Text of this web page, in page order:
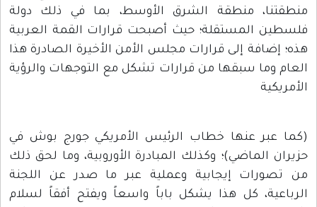
منطقتنا، منطقة الشرق الأوسط، بما في ذلك دولة
فلسطين المستقلة؛ حيث أصبحت قرارات القمة العربية
هذه؛ إضافة إلى قرارات مجلس الأمن الأخيرة الصادرة هذا
العام وما سبقها من قرارات تشكل مع التوجهات والرؤية
الأمريكية
(كما عبر عنها خطاب الرئيس الأمريكي جورج بوش في
حزيران الماضي)؛ وكذلك المبادرة الأوروبية، وما لحق ذلك
من تصورات إيجابية وعملية عبر ما صدر عن اللجنة
الرباعية، كل هذا يشكل باباً واسعاً ويفتح أفقاً لسلام